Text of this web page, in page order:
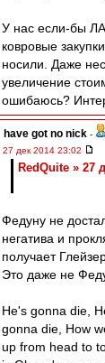
У нас если-бы
ковровые
носили. Даже
увеличение
ошибаюсь?
have got no nick -
27 дек 2014 23:02
RedQuite » 27
Федуну не
негатива и
получает
Это даже не
He's gonna die,
gonna die, How
up from head to